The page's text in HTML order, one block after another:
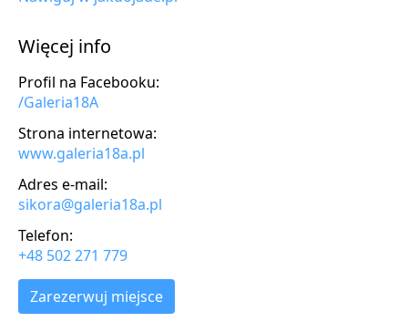
Więcej info
Profil na Facebooku:
/Galeria18A
Strona internetowa:
www.galeria18a.pl
Adres e-mail:
sikora@galeria18a.pl
Telefon:
+48 502 271 779
Zarezerwuj miejsce